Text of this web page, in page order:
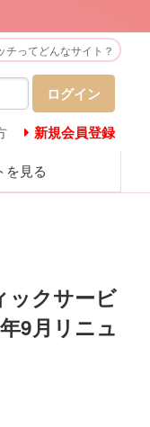
チってどんなサイト？
ログイン
新規会員登録
を見る
ックサービ
9月リニュ